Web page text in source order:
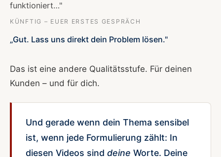
funktioniert…"
KÜNFTIG – EUER ERSTES GESPRÄCH
„Gut. Lass uns direkt dein Problem lösen."
Das ist eine andere Qualitätsstufe. Für deinen
Kunden – und für dich.
Und gerade wenn dein Thema sensibel
ist, wenn jede Formulierung zählt: In
diesen Videos sind deine Worte. Deine